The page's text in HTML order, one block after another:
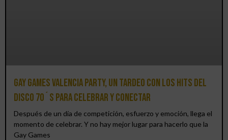
Gay Games Valencia Party, un tardeo con los hits del
DISCO 70´S para celebrar y conectar
Después de un día de competición, esfuerzo y emoción, llega el
momento de celebrar. Y no hay mejor lugar para hacerlo que la
Gay Games